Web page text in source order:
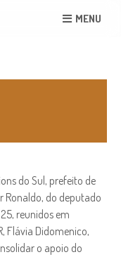
MENU
do Sul, prefeito de
Ronaldo, do deputado
reunidos em
Flávia Didomenico,
o apoio do